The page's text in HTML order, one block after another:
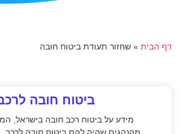
דף הבית » שחזור תעודת ביטוח חובה
ביטוח חובה
מידע על ביטוח רכב חובה בישראל,
מהנהגים שהיה להם ביטוח חובה לרכב.